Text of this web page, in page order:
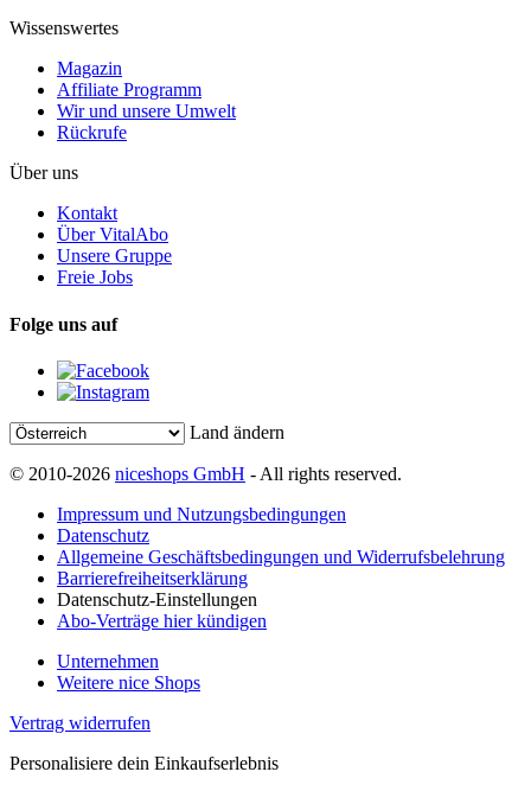
Wissenswertes
Magazin
Affiliate Programm
Wir und unsere Umwelt
Rückrufe
Über uns
Kontakt
Über VitalAbo
Unsere Gruppe
Freie Jobs
Folge uns auf
Land ändern
© 2010-2026 niceshops GmbH - All rights reserved.
Impressum und Nutzungsbedingungen
Datenschutz
Allgemeine Geschäftsbedingungen und Widerrufsbelehrung
Barrierefreiheitserklärung
Datenschutz-Einstellungen
Abo-Verträge hier kündigen
Unternehmen
Weitere nice Shops
Vertrag widerrufen
Personalisiere dein Einkaufserlebnis